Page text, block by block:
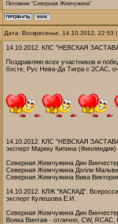
Питомник "Северная Жемчужина"
Дата: Воскресенье, 14.10.2012,
14.10.2012. КЛС "НЕВСКАЯ
Поздравляю всех участников и
бэсте, Рус Нева-Да Тигра с 2САС,
14.10.2012. КЛС "НЕВСКАЯ
эксперт Маркку Кипина (Финляндия)
Северная Жемчужина Дин
Северная Жемчужина Долли
Северная Жемчужина Вива
14.10.2012. КЛЖ "КАСКАД".
эксперт Кулешова Е.И.
Северная Жемчужина Дин
Вояка Винтаж - отлично, CW, RCAC,